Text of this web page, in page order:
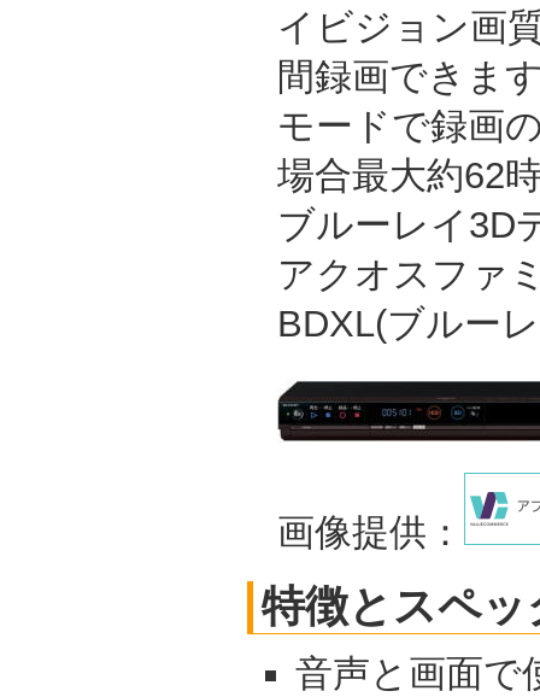
イビジョン画
間録画できま
モードで録画
場合最大約62
ブルーレイ3D
アクオスファ
BDXL(ブルー
画像提供：
特徴とスペッ
音声と画面で